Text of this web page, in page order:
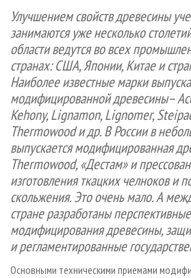
СУШКА ДРЕВЕСИНЫ
ПРОИЗВОДСТВО ДРЕВЕСНЫХ ПЛИТ
ДЕРЕВЯННОЕ ДОМОСТРОЕНИЕ
ПРОИЗВОДСТВО МЕБЕЛИ
БИОЭНЕРГЕТИКА
ЦБП
ИНСТРУМЕНТ И МАТЕРИАЛЫ
ПЕРСОНЫ
МОБИЛЬНЫЕ ВЫСТАВКИ
ОФИЦИАЛЬНЫЕ ДЕЛЕГАЦИИ
ПРИОРИТЕТНЫЕ ИНВЕСТПРОЕКТЫ
RUSSIAN FORESTRY REVIEW
ГАЗЕТА ЛЕСПРОМФОРУМ
БИБЛИОТЕКА СПЕЦИАЛИСТА
КОНТАКТЫ
РЕКЛАМА
РЕКЛАМА НА САЙТЕ
Улучшением свойств древесины
занимаются уже несколько
области ведутся во всех
странах: США, Японии, Китае и
Наиболее известные марки
модифицированной древесины–
Kehony, Lignamon, Lignomer,
Thermowood и др. В России в
выпускается модифицированная
Thermowood, «Дестам» и
изготовления ткацких челноков и
скольжения. Это очень мало. А
стране разработаны
модифицирования древесины,
и регламентированные
Основными техническими приемами